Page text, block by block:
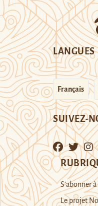
LANGUES
Français
SUIVEZ-
S’abonner
Le projet